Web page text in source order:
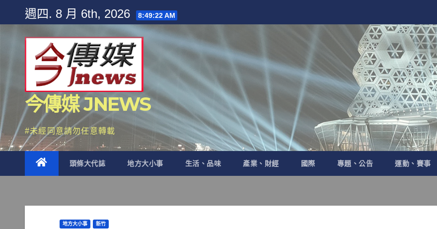
content
週四. 8 月 6th, 2026 8:49:24 AM
今傳媒 JNEWS
#未經同意請勿任意轉載
頭條大代誌 地方大小事 生活、品味 產業、財經 國際 專題、公告 運動、賽事
地方大小事 新竹